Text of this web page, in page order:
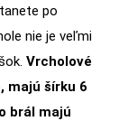
po
nie je veľmi
Vrcholové
majú šírku 6
brál majú